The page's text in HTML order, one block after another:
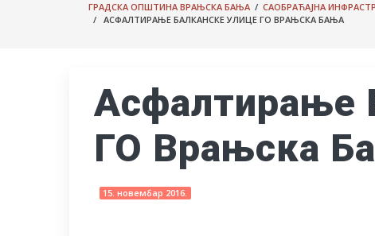
ГРАДСКА ОПШТИНА ВРАЊСКА БАЊА / САОБРАЋАЈНА
/ АСФАЛТИРАЊЕ БАЛКАНСКЕ УЛИЦЕ ГО ВРАЊСКА БАЊА
Асфалтирање
ГО Врањска
15. новембар 2016.